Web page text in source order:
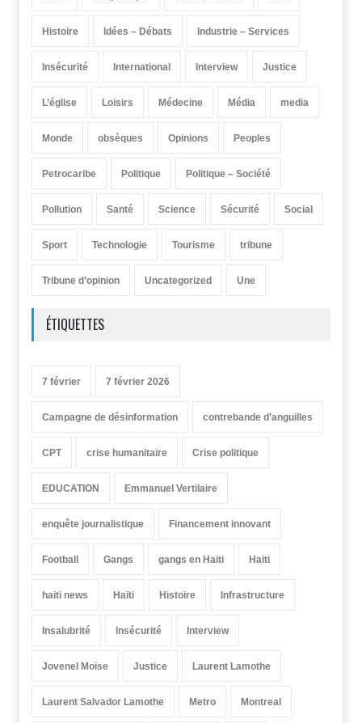
Histoire Idées – Débats Industrie – Services
Insécurité International Interview Justice
L’église Loisirs Médecine Média media
Monde obsèques Opinions Peoples
Petrocaribe Politique Politique – Société
Pollution Santé Science Sécurité Social
Sport Technologie Tourisme tribune
Tribune d’opinion Uncategorized Une
ÉTIQUETTES
7 février 7 février 2026
Campagne de désinformation contrebande d’anguilles
CPT crise humanitaire Crise politique
EDUCATION Emmanuel Vertilaire
enquête journalistique Financement innovant
Football Gangs gangs en Haïti Haiti
haiti news Haïti Histoire Infrastructure
Insalubrité Insécurité Interview
Jovenel Moïse Justice Laurent Lamothe
Laurent Salvador Lamothe Metro Montreal